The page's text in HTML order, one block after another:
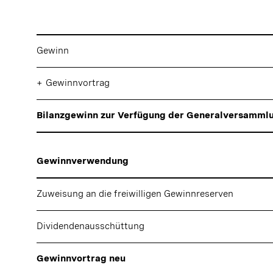
Gewinn
+ Gewinnvortrag
Bilanzgewinn zur Verfügung der
Gewinnverwendung
Zuweisung an die freiwilligen Gewinnreserven
Dividendenausschüttung
Gewinnvortrag neu